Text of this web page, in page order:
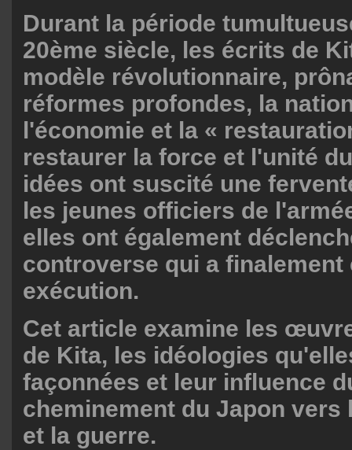
Durant la période
20ème siècle, les écrits de
modèle révolutionnaire,
réformes profondes, la
l'économie et la «
restaurer la force et l'unité
idées ont suscité une
les jeunes officiers de
elles ont également
controverse qui a finalement
exécution.
Cet article examine les
de Kita, les idéologies
façonnées et leur influence
cheminement du Japon vers
et la guerre.